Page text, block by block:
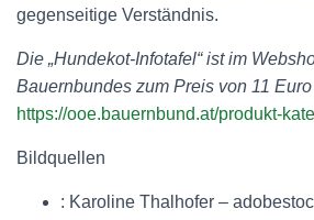
gegenseitige Verständnis.
Die „Hundekot-Infotafel“ ist im
Bauernbundes zum Preis von 11
https://ooe.bauernbund.at/produkt-
Bildquellen
: Karoline Thalhofer –